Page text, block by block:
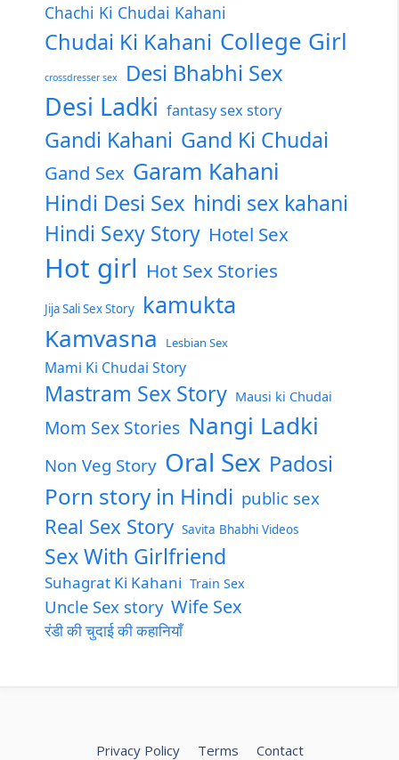
Chachi Ki Chudai Kahani
Chudai Ki Kahani College Girl
crossdresser sex Desi Bhabhi Sex
Desi Ladki fantasy sex story
Gandi Kahani Gand Ki Chudai
Gand Sex Garam Kahani
Hindi Desi Sex hindi sex kahani
Hindi Sexy Story Hotel Sex
Hot girl Hot Sex Stories
Jija Sali Sex Story kamukta
Kamvasna Lesbian Sex
Mami Ki Chudai Story
Mastram Sex Story Mausi ki Chudai
Mom Sex Stories Nangi Ladki
Non Veg Story Oral Sex Padosi
Porn story in Hindi public sex
Real Sex Story Savita Bhabhi Videos
Sex With Girlfriend
Suhagrat Ki Kahani Train Sex
Uncle Sex story Wife Sex
रंडी की चुदाई की कहानियाँ
Privacy Policy Terms Contact